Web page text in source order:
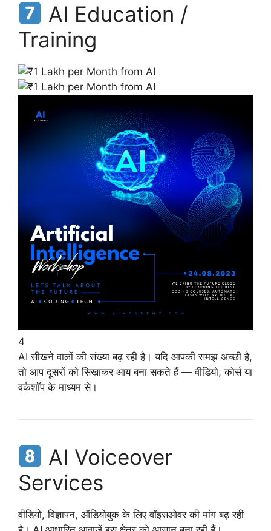
AI Education /
Training
4
AI सीखने वालों की संख्या बढ़ रही है। यदि आपकी समझ अच्छी है,
तो आप दूसरों को सिखाकर आय बना सकते हैं — वीडियो, कोर्स या
वर्कशॉप के माध्यम से।
AI Voiceover
Services
वीडियो, विज्ञापन, ऑडियोबुक के लिए वॉइसओवर की मांग बढ़ रही